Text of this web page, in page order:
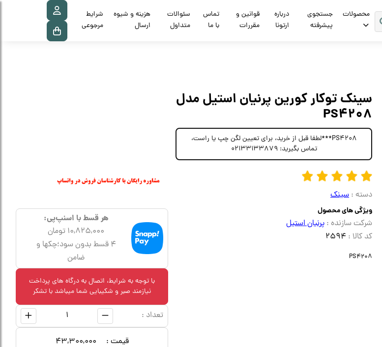
محصولات
جستجوی
پیشرفته
درباره
ارتونا
قوانین و
مقررات
تماس
با ما
سئوالات
متداول
هزینه و شیوه
ارسال
شرایط
مرجوعی
سینک توکار کورین پرنیان استیل مدل
PS4208
PS4208***لطفا قبل از خرید، برای تعیین لگن چپ یا راست،
تماس بگیرید: 02133133879
دسته : سینک
ویژگی های محصول
شرکت سازنده : پرنیان استیل
کد کالا : 2594
PS4208
قیمت : 43,300,000
تعداد :
با توجه به شرایط، اتصال به درگاه های پرداخت
نیازمند صبر و شکیبایی شما میباشد با تشکر
هر قسط با اسنپ‌پی:
10,825,000 تومان
۴ قسط بدون سود؛چکها و
ضامن